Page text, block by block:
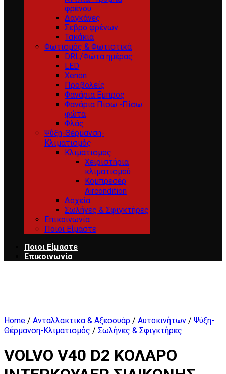
φρένου
Δαγκάνες
Σεβρό φρένων
Τακάκια
Φωτισμός & Φωτιστικά
DRL/Φώτα ημέρας
LED
Xenon
Προβολείς
Φανάρια Εμπρός
Φανάρια Πίσω -Πίσω
φώτα
Φλάς
Ψύξη-Θέρμανση-
Κλιματισμός
Κλιματισμος
Χειριστήρια
κλιματισμού
Κομπρεσέρ
Aircondition
Δοχεία
Σωλήνες & Σφιγκτήρες
Επικοινωνία
Ποιοι Είμαστε
Ποιοι Είμαστε
Επικοινωνία
Home / Ανταλλακτικα & Αξεσουάρ / Αυτοκινήτων / Ψύξη-
Θέρμανση-Κλιματισμός / Σωλήνες & Σφιγκτήρες
VOLVO V40 D2 ΚΟΛΑΡΟ